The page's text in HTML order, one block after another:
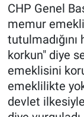
CHP Genel
memur
korkun" diye
emeklisini
emeklilikte
devlet